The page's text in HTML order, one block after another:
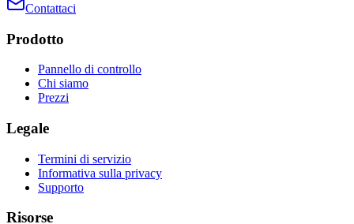
Contattaci
Prodotto
Pannello di controllo
Chi siamo
Prezzi
Legale
Termini di servizio
Informativa sulla privacy
Supporto
Risorse